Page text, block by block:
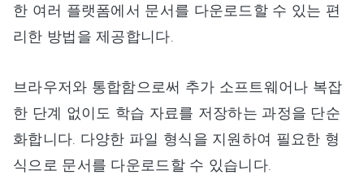
한 여러 플랫폼에서 문서를 다운로드할 수 있는 편
리한 방법을 제공합니다.
브라우저와 통합함으로써 추가 소프트웨어나 복잡
한 단계 없이도 학습 자료를 저장하는 과정을 단순
화합니다. 다양한 파일 형식을 지원하여 필요한 형
식으로 문서를 다운로드할 수 있습니다.